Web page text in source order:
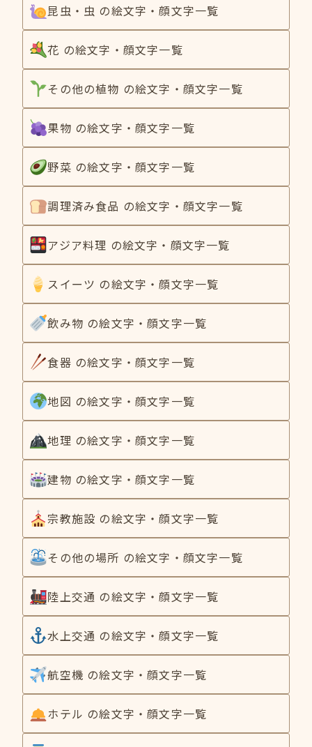
昆虫・虫 の絵文字・顔文字一覧
花 の絵文字・顔文字一覧
その他の植物 の絵文字・顔文字一覧
果物 の絵文字・顔文字一覧
野菜 の絵文字・顔文字一覧
調理済み食品 の絵文字・顔文字一覧
アジア料理 の絵文字・顔文字一覧
スイーツ の絵文字・顔文字一覧
飲み物 の絵文字・顔文字一覧
食器 の絵文字・顔文字一覧
地図 の絵文字・顔文字一覧
地理 の絵文字・顔文字一覧
建物 の絵文字・顔文字一覧
宗教施設 の絵文字・顔文字一覧
その他の場所 の絵文字・顔文字一覧
陸上交通 の絵文字・顔文字一覧
水上交通 の絵文字・顔文字一覧
航空機 の絵文字・顔文字一覧
ホテル の絵文字・顔文字一覧